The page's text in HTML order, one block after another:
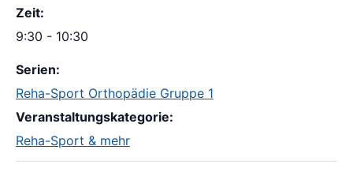
Zeit:
9:30 - 10:30
Serien:
Reha-Sport Orthopädie Gruppe 1
Veranstaltungskategorie:
Reha-Sport & mehr